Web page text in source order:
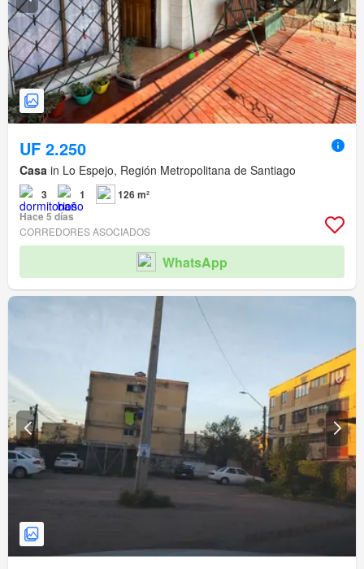
UF 2.250
Casa in Lo Espejo, Región Metropolitana de Santiago
3 1
126 m²
Hace 5 días
CORREDORES ASOCIADOS
WhatsApp